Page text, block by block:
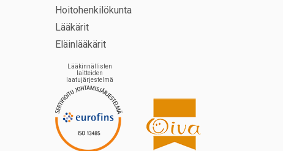
Hoitohenkilökunta
Lääkärit
Eläinlääkärit
Lääkinnällisten
laitteiden
laatujärjestelmä